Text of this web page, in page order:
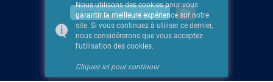
Nous utilisons des cookies pour vous
garantir la meilleure expérience sur notre
site. Si vous continuez à utiliser ce dernier,
nous considérerons que vous acceptez
l'utilisation des cookies.
Cliquez ici pour continuer